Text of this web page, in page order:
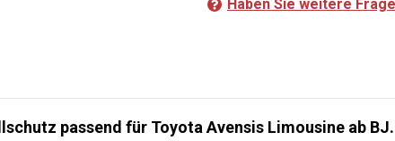
Haben Sie weitere
passend für Toyota Avensis Limousine ab BJ.